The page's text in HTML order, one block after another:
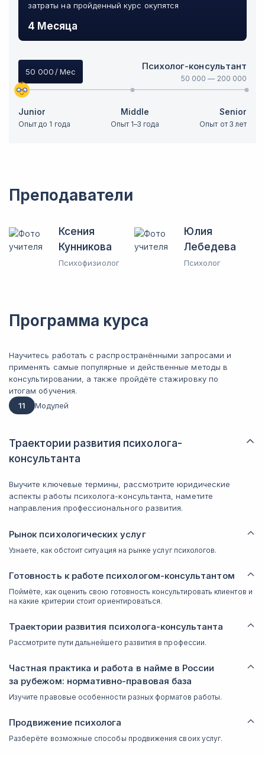
затраты на пройденный курс окупятся
4 Месяца
50 000 / Мес Психолог-консультант
50 000 — 200 000
Junior
Опыт до 1 года
Middle
Опыт 1–3 года
Senior
Опыт от 3 лет
Преподаватели
Ксения
Кунникова
Психофизиолог
Юлия
Лебедева
Психолог
Программа курса
Научитесь работать с распространёнными запросами и
применять самые популярные и действенные методы в
консультировании, а также пройдёте стажировку по
итогам обучения.
11
Модулей
Траектории развития психолога-
консультанта
Выучите ключевые термины, рассмотрите юридические
аспекты работы психолога-консультанта, наметите
направления профессионального развития.
Рынок психологических услуг
Узнаете, как обстоит ситуация на рынке услуг психологов.
Готовность к работе психологом-консультантом
Поймёте, как оценить свою готовность консультировать клиентов и
на какие критерии стоит ориентироваться.
Траектории развития психолога-консультанта
Рассмотрите пути дальнейшего развития в профессии.
Частная практика и работа в найме в России
за рубежом: нормативно-правовая база
Изучите правовые особенности разных форматов работы.
Продвижение психолога
Разберёте возможные способы продвижения своих услуг.